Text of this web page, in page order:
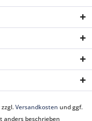
Versandkosten und ggf.
anders beschrieben